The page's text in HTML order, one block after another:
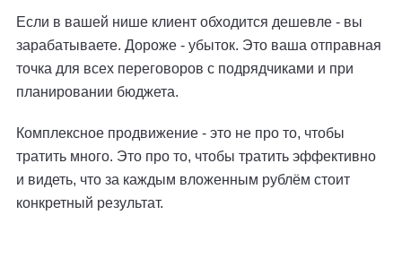
Если в вашей нише клиент обходится дешевле - вы
зарабатываете. Дороже - убыток. Это ваша отправная
точка для всех переговоров с подрядчиками и при
планировании бюджета.
Комплексное продвижение - это не про то, чтобы
тратить много. Это про то, чтобы тратить эффективно
и видеть, что за каждым вложенным рублём стоит
конкретный результат.